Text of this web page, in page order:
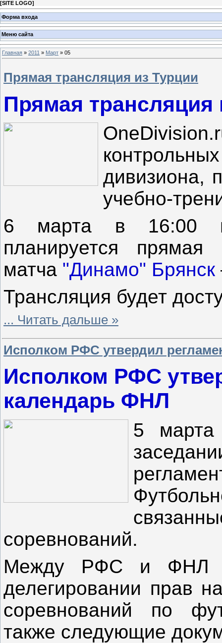
[SITE LOGO]
Форма входа
Меню сайта
Главная » 2011 » Март » 05
Прямая трансляция из Турции
Прямая трансляция
дивизиона,
учебно-
6 марта в 16:00
планируется прямая
матча "Динамо" Брянск
Трансляция будет
... Читать дальше »
Исполком РФС утвердил
Исполком РФС
календарь ФНЛ
5
соревнований.
Между РФС и ФНЛ
делегировании прав
соревнований по
также следующие